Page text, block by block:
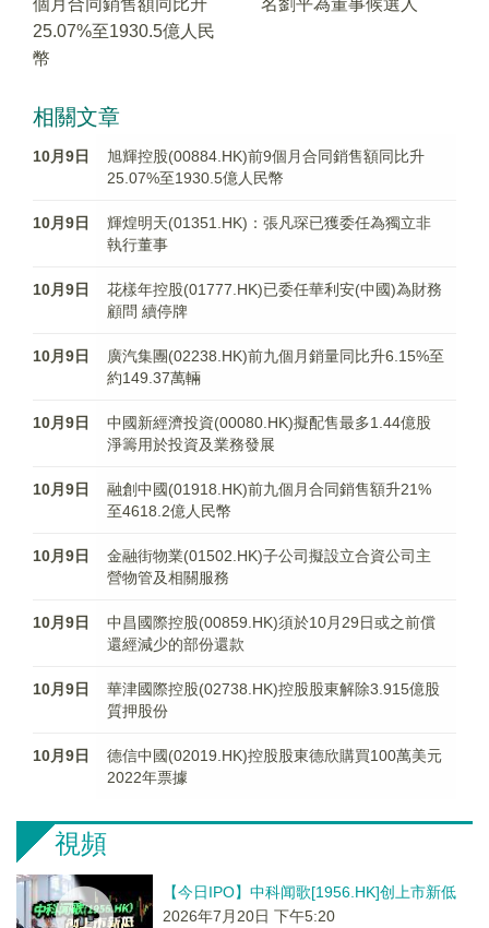
個月合同銷售額同比升
25.07%至1930.5億人民
幣
名劉平為董事候選人
相關文章
10月9日
旭輝控股(00884.HK)前9個月合同銷售額同比升
25.07%至1930.5億人民幣
10月9日
輝煌明天(01351.HK)：張凡琛已獲委任為獨立非
執行董事
10月9日
花樣年控股(01777.HK)已委任華利安(中國)為財務
顧問 續停牌
10月9日
廣汽集團(02238.HK)前九個月銷量同比升6.15%至
約149.37萬輛
10月9日
中國新經濟投資(00080.HK)擬配售最多1.44億股
淨籌用於投資及業務發展
10月9日
融創中國(01918.HK)前九個月合同銷售額升21%
至4618.2億人民幣
10月9日
金融街物業(01502.HK)子公司擬設立合資公司主
營物管及相關服務
10月9日
中昌國際控股(00859.HK)須於10月29日或之前償
還經減少的部份還款
10月9日
華津國際控股(02738.HK)控股股東解除3.915億股
質押股份
10月9日
德信中國(02019.HK)控股股東德欣購買100萬美元
2022年票據
視頻
【今日IPO】中科闻歌[1956.HK]创上市新低
2026年7月20日 下午5:20